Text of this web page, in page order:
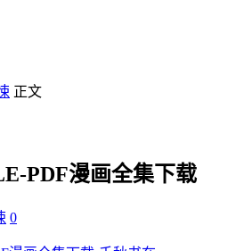
正文
PDF漫画全集下载
0